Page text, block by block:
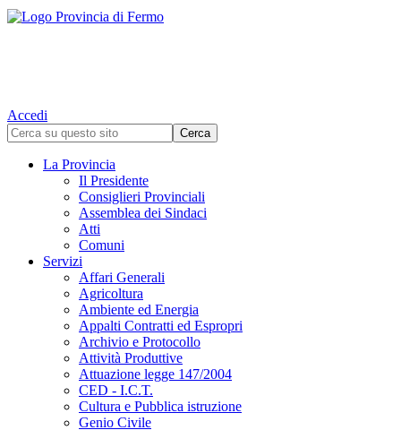
Accedi
La Provincia
Il Presidente
Consiglieri Provinciali
Assemblea dei Sindaci
Atti
Comuni
Servizi
Affari Generali
Agricoltura
Ambiente ed Energia
Appalti Contratti ed Espropri
Archivio e Protocollo
Attività Produttive
Attuazione legge 147/2004
CED - I.C.T.
Cultura e Pubblica istruzione
Genio Civile